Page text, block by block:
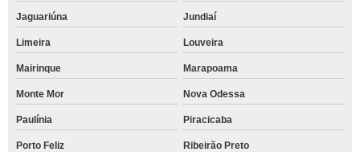
Jaguariúna Jundiaí
Limeira Louveira
Mairinque Marapoama
Monte Mor Nova Odessa
Paulínia Piracicaba
Porto Feliz Ribeirão Preto